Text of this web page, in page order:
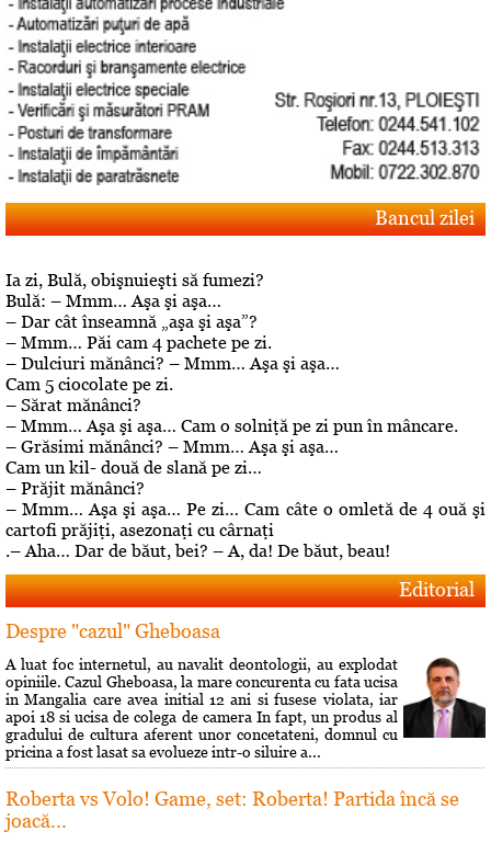
Bancul zilei
Ia zi, Bulă, obişnuieşti să fumezi?
Bulă: – Mmm… Aşa şi aşa…
– Dar cât înseamnă „aşa şi aşa”?
– Mmm… Păi cam 4 pachete pe zi.
– Dulciuri mănânci? – Mmm… Aşa şi aşa…
Cam 5 ciocolate pe zi.
– Sărat mănânci?
– Mmm… Aşa şi aşa… Cam o solniţă pe zi pun în mâncare.
– Grăsimi mănânci? – Mmm… Aşa şi aşa…
Cam un kil- două de slană pe zi…
– Prăjit mănânci?
– Mmm… Aşa şi aşa… Pe zi… Cam câte o omletă de 4 ouă şi
cartofi prăjiţi, asezonaţi cu cârnaţi
.– Aha… Dar de băut, bei? – A, da! De băut, beau!
Editorial
Despre "cazul" Gheboasa
A luat foc internetul, au navalit deontologii, au explodat
opiniile. Cazul Gheboasa, la mare concurenta cu fata ucisa
in Mangalia care avea initial 12 ani si fusese violata, iar
apoi 18 si ucisa de colega de camera In fapt, un produs al
gradului de cultura aferent unor concetateni, domnul cu
pricina a fost lasat sa evolueze intr-o siluire a...
Roberta vs Volo! Game, set: Roberta! Partida încă se
joacă...